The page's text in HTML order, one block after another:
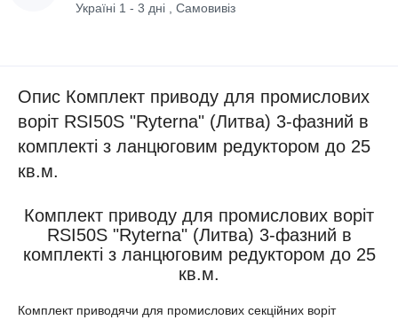
Україні 1 - 3 дні , Самовивіз
Опис Комплект приводу для промислових
воріт RSI50S "Ryterna" (Литва) 3-фазний в
комплекті з ланцюговим редуктором до 25
кв.м.
Комплект приводу для промислових воріт
RSI50S "Ryterna" (Литва) 3-фазний в
комплекті з ланцюговим редуктором до 25
кв.м.
Комплект приводячи для промислових секційних воріт